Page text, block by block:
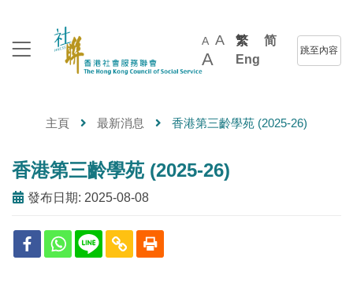
A A
A
繁
简
Eng
跳至內容
主頁 最新消息 香港第三齡學苑 (2025-26)
香港第三齡學苑 (2025-26)
發布日期: 2025-08-08